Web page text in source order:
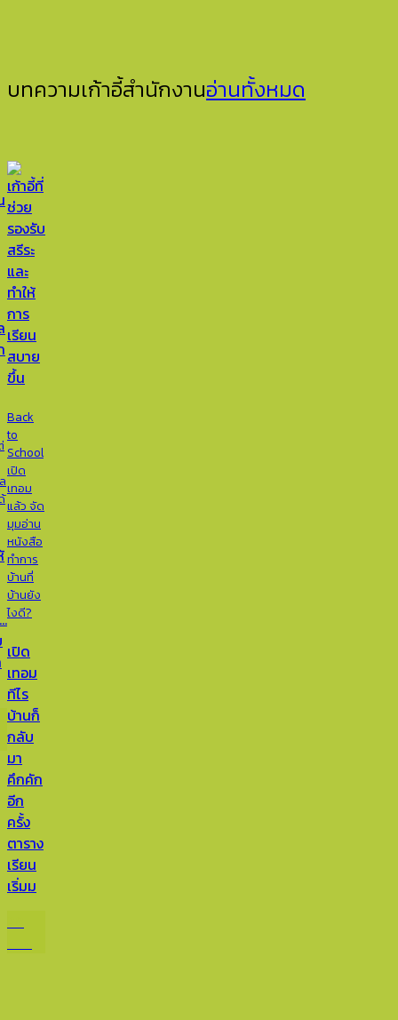
บทความเก้าอี้สำนักงานอ่านทั้งหมด
Back
to
School
เปิด
เทอม
แล้ว จัด
มุมอ่าน
หนังสือ
ทำการ
บ้านที่
บ้านยัง
ไงดี?
เปิด
เทอม
ทีไร
บ้านก็
กลับ
มา
คึกคัก
อีก
ครั้ง
ตาราง
เรียน
เริ่มม